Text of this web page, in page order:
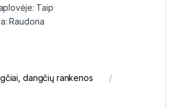
Taip
Raudona
dangčių rankenos